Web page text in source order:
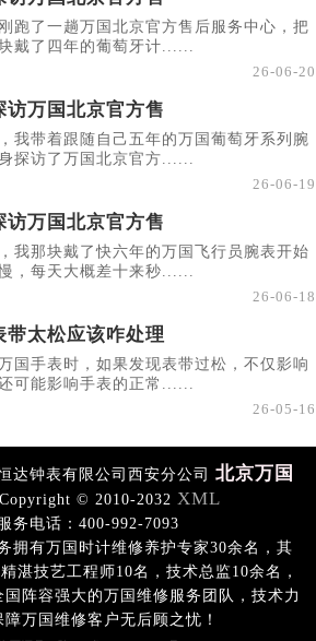
跑了一趟万国北京官方售后服务中心，把
戴了四年的葡萄牙计......
26-06-20
访万国北京官方售
我带着跟随自己五年的万国葡萄牙系列腕
探访了万国北京官方......
26-06-19
访万国北京官方售
我那块戴了快六年的万国飞行员腕表开始
，每天大概差十来秒......
26-06-18
带太松应该咋处理
国手表时，如果发现表带过松，不仅影响
可能影响手表的正常......
26-05-16
达钟表有限公司西安分公司 北京万国
© 2010-2032 XML
务电话：400-992-7093
拥有万国时计维修养护专家30余名，其
湛技艺工程师10名，技术总监10余名，
阵容强大的万国维修服务团队，技术力
万国维修客户无后顾之忧！